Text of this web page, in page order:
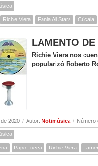
Richie Viera Fania All Stars Cúcala
LAMENTO
Richie Viera nos
popularizó Roberto
2020 / Autor: Notimúsica / Número
Papo Lucca Richie Viera